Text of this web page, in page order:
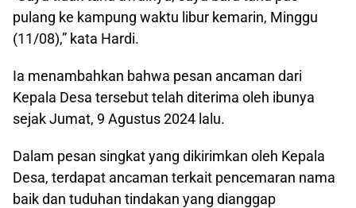
pulang ke kampung waktu libur kemarin, Minggu
(11/08),” kata Hardi.
Ia menambahkan bahwa pesan ancaman dari
Kepala Desa tersebut telah diterima oleh ibunya
sejak Jumat, 9 Agustus 2024 lalu.
Dalam pesan singkat yang dikirimkan oleh Kepala
Desa, terdapat ancaman terkait pencemaran nama
baik dan tuduhan tindakan yang dianggap